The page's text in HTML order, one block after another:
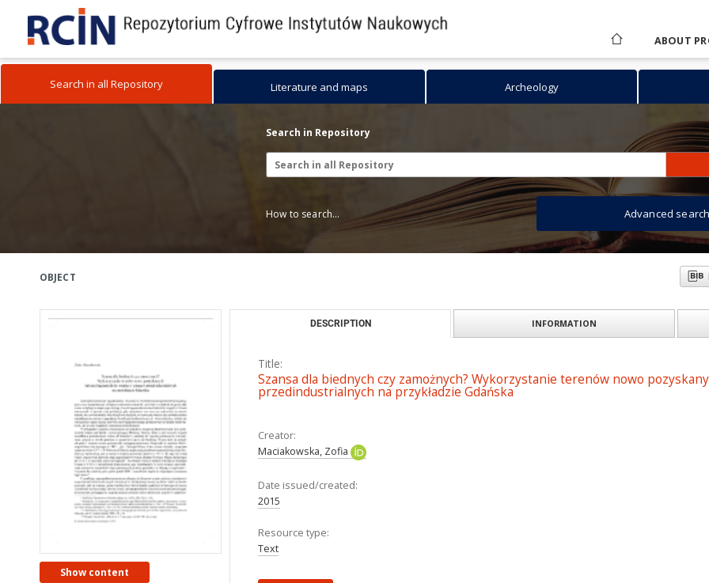
ABOUT
Search in all Repository Literature and maps Archeology
Search in Repository
How to search... Advanced search
OBJECT
Show content
DESCRIPTION INFORMATION
Title:
Szansa dla biednych czy zamożnych? Wykorzystanie terenów nowo
przedindustrialnych na przykładzie Gdańska
Creator:
Maciakowska, Zofia
Date issued/created:
2015
Resource type:
Text